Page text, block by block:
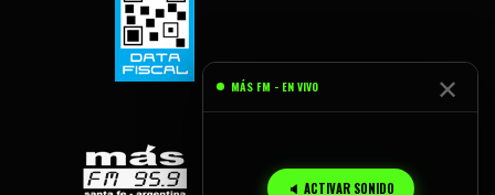
MÁS FM - EN VIVO ✕
🔈 ACTIVAR SONIDO